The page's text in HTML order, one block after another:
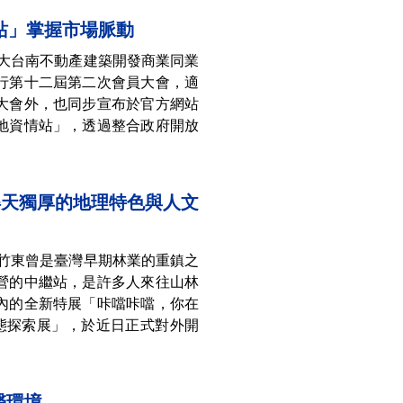
」掌握市場脈動
台南不動產建築開發商業同業
第十二屆第二次會員大會，適
會外，也同步宣布於官方網站
資情站」，透過整合政府開放
獨厚的地理特色與人文
東曾是臺灣早期林業的重鎮之
的中繼站，是許多人來往山林
的全新特展「咔噹咔噹，你在
探索展」，於近日正式對外開